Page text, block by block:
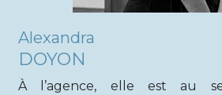
Alexandra
DOYON
À l’agence, elle est au